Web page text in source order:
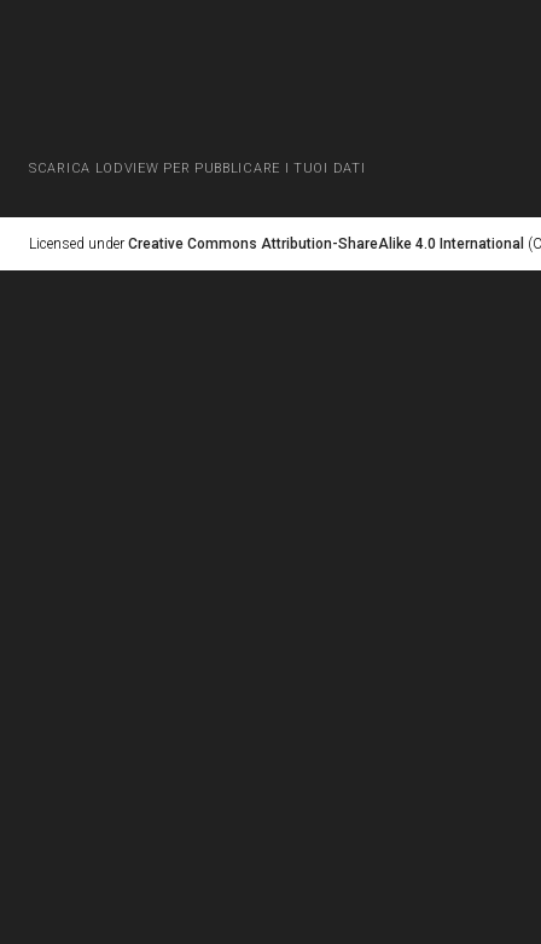
SCARICA LODVIEW PER PUBBLICARE I TUOI DATI
Licensed under Creative Commons Attribution-ShareAlike 4.0 International